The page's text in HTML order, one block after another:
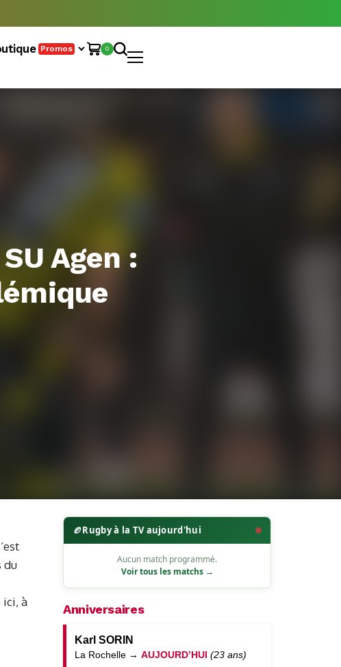
Promos 0
Agen :
du
ici, à
🏉Rugby à la TV aujourd'hui
Aucun match programmé.
Voir tous les matchs →
Anniversaires
Karl SORIN
La Rochelle → AUJOURD’HUI (23 ans)